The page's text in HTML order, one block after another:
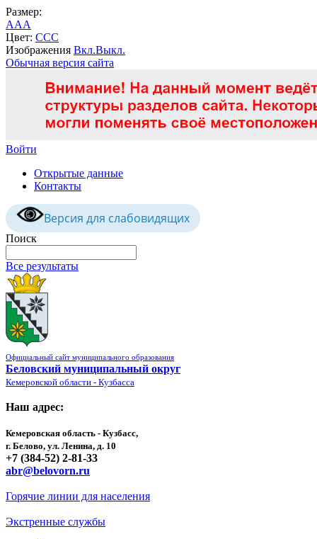
Размер:
AAA
Цвет: CCC
Изображения Вкл.Выкл.
Обычная версия сайта
Войти
Открытые данные
Контакты
Версия для слабовидящих
Поиск
Все результаты
Официальный сайт муниципального образования
Беловский муниципальный округ
Кемеровской области - Кузбасса
Наш адрес:
Кемеровская область - Кузбасс,
г. Белово, ул. Ленина, д. 10
+7 (384-52) 2-81-33
abr@belovorn.ru
Горячие линии для населения
Экстренные службы